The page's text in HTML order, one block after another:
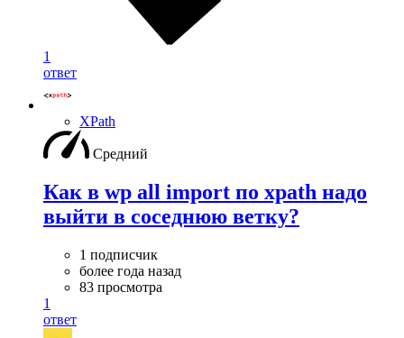
1
ответ
XPath
Средний
Как в wp all import по xpath надо
выйти в соседнюю ветку?
1 подписчик
более года назад
83 просмотра
1
ответ